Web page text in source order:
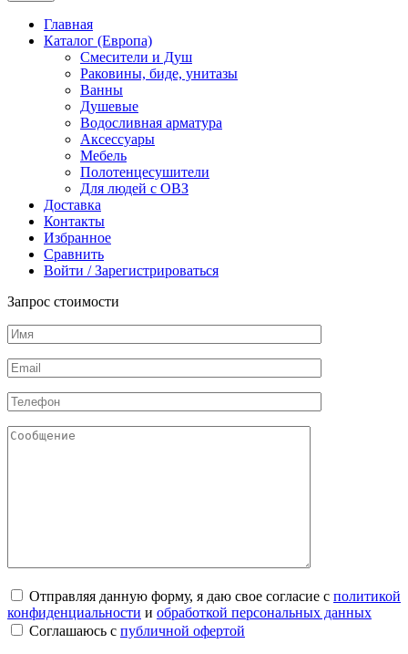
Главная
Каталог (Европа)
Смесители и Душ
Раковины, биде, унитазы
Ванны
Душевые
Водосливная арматура
Аксессуары
Мебель
Полотенцесушители
Для людей с ОВЗ
Доставка
Контакты
Избранное
Сравнить
Войти / Зарегистрироваться
Запрос стоимости
Отправляя данную форму, я даю свое согласие с политикой
конфиденциальности и обработкой персональных данных
Соглашаюсь с публичной офертой